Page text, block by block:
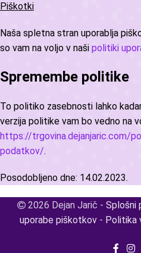
Piškotki
Naša spletna stran uporablja
so vam na voljo v naši politiki
Spremembe politike
To politiko zasebnosti lahko
verzija politike vam bo vedno na
https://trgovina.dejanjaric.com/
podatkov/.
Posodobljeno dne: 14.02.2023.
2026 Dejan Jarič - Splošni
uporabe piškotkov - Politika